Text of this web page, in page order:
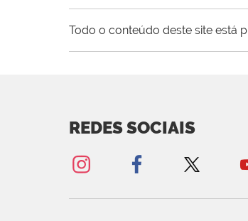
Todo o conteúdo deste site está
REDES SOCIAIS